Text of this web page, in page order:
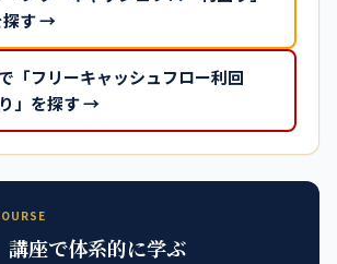
探す →
で「フリーキャッシュフロー利回
り」を探す →
講座で体系的に学ぶ